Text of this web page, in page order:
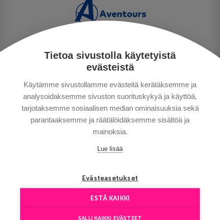
Tietoa sivustolla käytetyistä
evästeistä
Käytämme sivustollamme evästeitä kerätäksemme ja
analysoidaksemme sivuston suorituskykyä ja käyttöä,
tarjotaksemme sosiaalisen median ominaisuuksia sekä
parantaaksemme ja räätälöidäksemme sisältöä ja
mainoksia.
Lue lisää
Evästeasetukset
ESTÄ KAIKKI
SALLI KAIKKI EVÄSTEET
TIETOSUOJA
MAKSUTAVAT
MATKAEHDOT
HYVÄ TIETÄÄ
YHTEYSTIEDOT
Сopyright © Aventours 2026